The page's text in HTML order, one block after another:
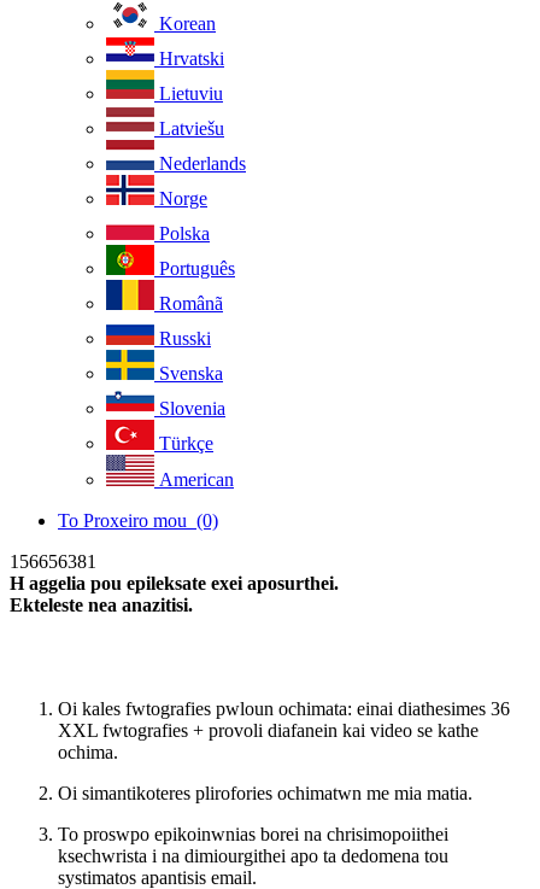
Korean
Hrvatski
Lietuviu
Latviešu
Nederlands
Norge
Polska
Português
Românã
Russki
Svenska
Slovenia
Türkçe
American
To Proxeiro mou (0)
156656381
H aggelia pou epileksate exei aposurthei.
Ekteleste nea anazitisi.
Oi kales fwtografies pwloun ochimata: einai diathesimes 36
XXL fwtografies + provoli diafanein kai video se kathe
ochima.
Oi simantikoteres plirofories ochimatwn me mia matia.
To proswpo epikoinwnias borei na chrisimopoiithei
ksechwrista i na dimiourgithei apo ta dedomena tou
systimatos apantisis email.